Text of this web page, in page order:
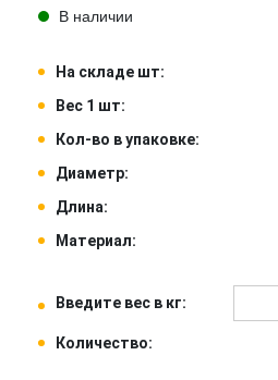
В наличии
На складе шт:
Вес 1 шт:
Кол-во в упаковке:
Диаметр:
Длина:
Материал:
Введите вес в кг:
Количество: